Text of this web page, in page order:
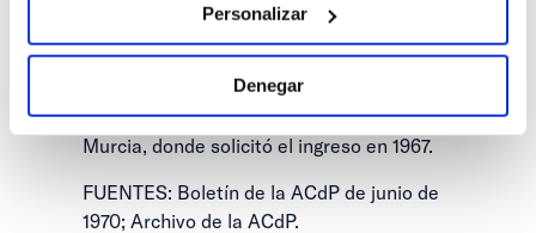
Personalizar
Denegar
plaza de Letrado por oposición de la
Diputación de Murcia.
Perteneció a Acción Católica y a Cáritas
Diocesana. Propagandista del Centro de
Murcia, donde solicitó el ingreso en 1967.
FUENTES: Boletín de la ACdP de junio de
1970; Archivo de la ACdP.